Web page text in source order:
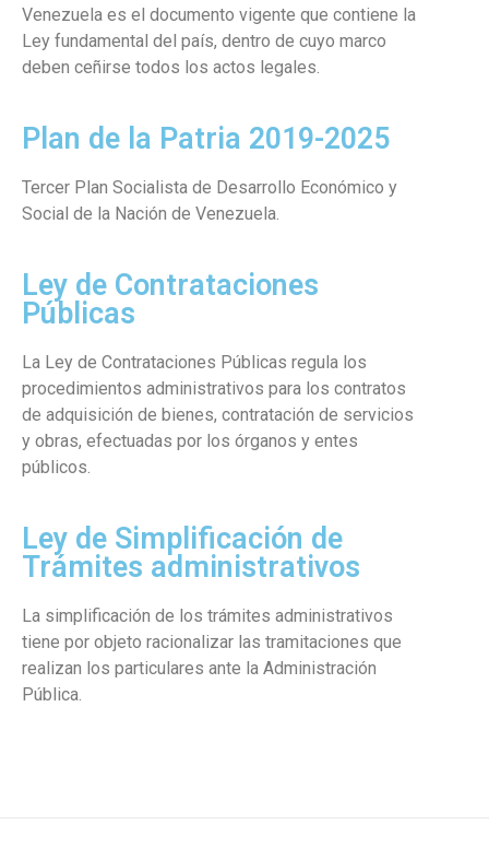
Venezuela es el documento vigente que contiene la
Ley fundamental del país, dentro de cuyo marco
deben ceñirse todos los actos legales.
Plan de la Patria 2019-2025
Tercer Plan Socialista de Desarrollo Económico y
Social de la Nación de Venezuela.
Ley de Contrataciones
Públicas
La Ley de Contrataciones Públicas regula los
procedimientos administrativos para los contratos
de adquisición de bienes, contratación de servicios
y obras, efectuadas por los órganos y entes
públicos.
Ley de Simplificación de
Trámites administrativos
La simplificación de los trámites administrativos
tiene por objeto racionalizar las tramitaciones que
realizan los particulares ante la Administración
Pública.